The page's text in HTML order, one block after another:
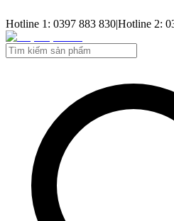
Hotline 1: 0397 883 830|Hotline 2: